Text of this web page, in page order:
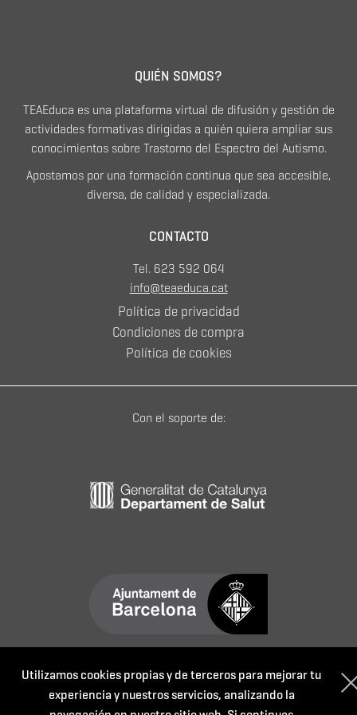
QUIÉN SOMOS?
TEAEduca es una plataforma virtual de difusión y gestión de
actividades formativas dirigidas a quién quiera ampliar sus
conocimientos sobre Trastorno del Espectro del Autismo.
Apostamos por una formación continua que sea accesible,
diversa, de calidad y especializada.
CONTACTO
Tel. 623 592 064
info@teaeduca.cat
Política de privacidad
Condiciones de compra
Política de cookies
Con el soporte de:
Utilizamos cookies propias y de terceros para mejorar tu
experiencia y nuestros servicios, analizando la